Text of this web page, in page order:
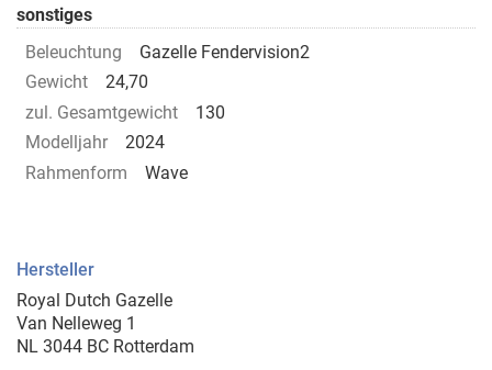
sonstiges
Beleuchtung
Gazelle Fendervision2
Gewicht
24,70
zul. Gesamtgewicht
130
Modelljahr
2024
Rahmenform
Wave
Hersteller
Royal Dutch Gazelle
Van Nelleweg 1
NL 3044 BC Rotterdam